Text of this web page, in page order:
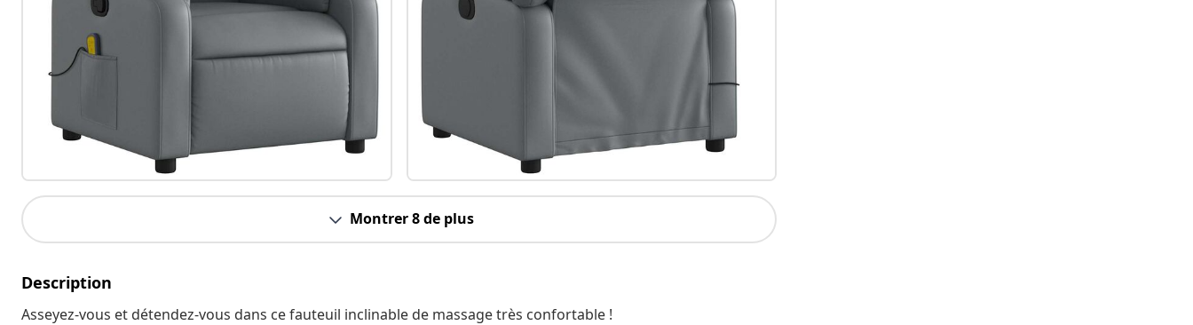
Montrer 8 de plus
Description
Asseyez-vous et détendez-vous dans ce fauteuil inclinable de massage très confortable !